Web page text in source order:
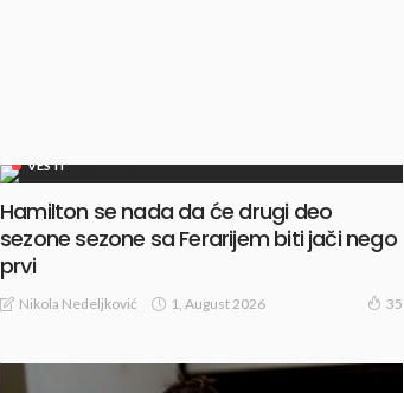
VESTI
Hamilton se nada da će drugi deo
sezone sezone sa Ferarijem biti jači nego
prvi
Nikola Nedeljković 1, August 2026 35